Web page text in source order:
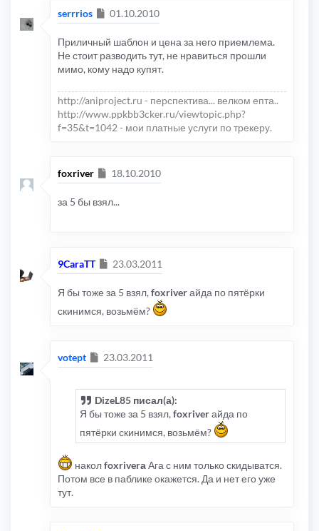
serrrios Сообщение
01.10.2010
Приличный шаблон и цена за него приемлема.
Не стоит разводить тут, не нравиться прошли
мимо, кому надо купят.
http://aniproject.ru - перспектива... велком епта..
http://www.ppkbb3cker.ru/viewtopic.php?
f=35&t=1042 - мои платные услуги по трекеру.
foxriver Сообщение
18.10.2010
за 5 бы взял...
9CaraTT Сообщение
23.03.2011
Я бы тоже за 5 взял,foxriverайда по пятёрки
скинимся, возьмём?
votept Сообщение
23.03.2011
DizeL85 писал(а):
Я бы тоже за 5 взял,foxriverайда по
пятёрки скинимся, возьмём?
наколfoxriverаАга с ним только скидыватся.
Потом все в паблике окажется. Да и нет его уже
тут.